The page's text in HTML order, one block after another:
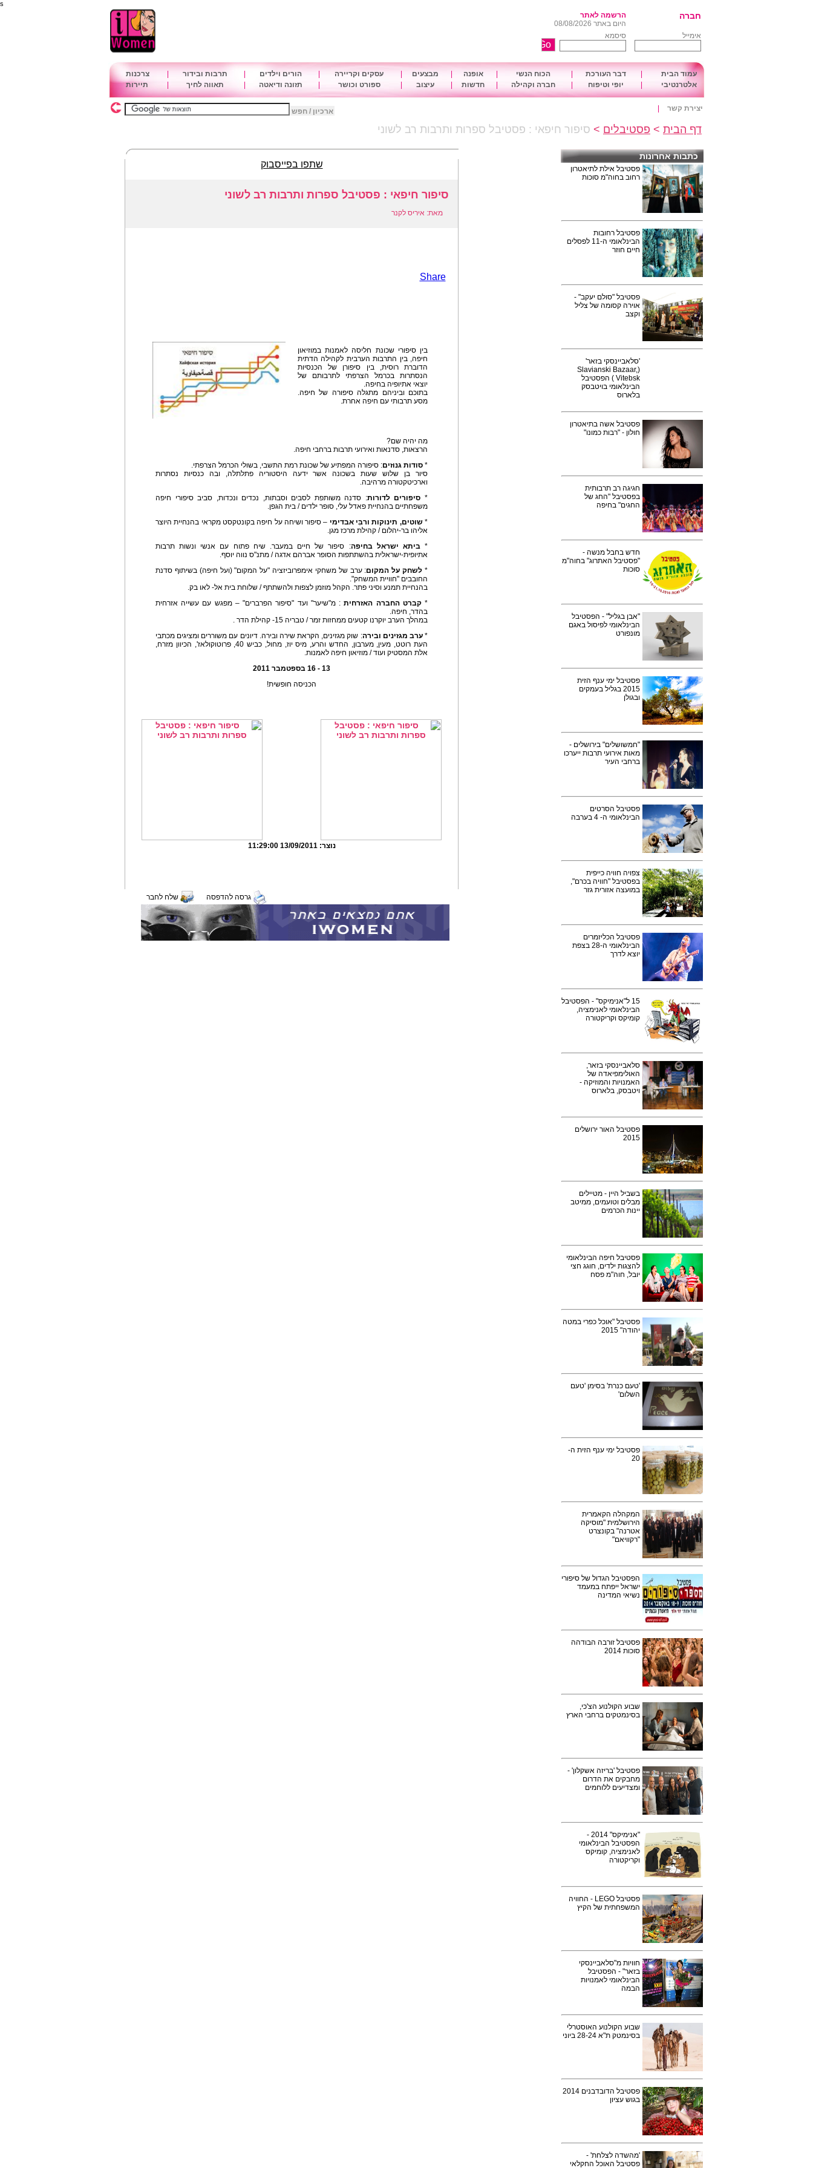
s
חברה
הרשמה לאתר
היום באתר 08/08/2026
אימייל
סיסמא
עמוד הבית דבר העורכת הכוח הנשי אופנה מבצעים עסקים וקריירה הורים וילדים תרבות ובידור
צרכנות
אלטרנטיבי
יופי וטיפוח חברה וקהילה חדשות עיצוב ספורט וכושר תזונה ודיאטה תאווה לחיך תיירות
יצירת קשר ארכיון / חפש
דף הבית > פסטיבלים > סיפור חיפאי : פסטיבל ספרות ותרבות רב לשוני
כתבות אחרונות
פסטיבל אילת לתיאטרון
רחוב בחוה"מ סוכות
פסטיבל רחובות
הבינלאומי ה-11 לפסלים
חיים חוזר
פסטיבל "סולם יעקב" -
אוירה קסומה של צליל
וקצב
'סלאביינסקי בזאר'
(Slavianski Bazaar,
Vitebsk ) הפסטיבל
הבינלאומי בויטבסק
בלארוס
פסטיבל אשה בתיאטרון
חולון - "רבות כמונו"
חגיגה רב תרבותית
בפסטיבל "החג של
החגים" בחיפה
חדש בחבל מנשה -
"פסטיבל האתרוג" בחוה"מ
סוכות
"אבן בגליל" - הפסטיבל
הבינלאומי לפיסול באגם
מונפורט
פסטיבל ימי ענף הזית
2015 בגליל בעמקים
ובגולן
"חמשושלים" בירושלים -
מאות אירועי תרבות ייערכו
ברחבי העיר
פסטיבל הסרטים
הבינלאומי ה- 4 בערבה
צפויה חוויה כייפית
בפסטיבל "חוויה בכרם",
במועצה אזורית גזר
פסטיבל הכליזמרים
הבינלאומי ה-28 בצפת
יוצא לדרך
15 ל"אנימיקס" - הפסטיבל
הבינלאומי לאנימציה,
קומיקס וקריקטורה
סלאביינסקי בזאר,
האולימפיאדה של
האמנויות והמוזיקה -
ויטבסק, בלארוס
פסטיבל האור ירושלים
2015
בשביל היין - מטיילים
מבלים וטועמים, ממיטב
יינות הכרמים
פסטיבל חיפה הבינלאומי
להצגות ילדים, חוגג חצי
יובל, חוה"מ פסח
פסטיבל "אוכל כפרי במטה
יהודה" 2015
'טעם כנרת' בסימן 'טעם
השלום'
פסטיבל ימי ענף הזית ה-
20
המקהלה הקאמרית
הירושלמית "מוסיקה
אטרנה" בקונצרט
"רקוויאם"
הפסטיבל הגדול של סיפורי
ישראל ייפתח במעמד
נשיאי המדינה
פסטיבל זורבה הבודהה
סוכות 2014
שבוע הקולנוע הצ'כי,
בסינמטקים ברחבי הארץ
פסטיבל 'בריזה אשקלון' -
מחבקים את הדרום
ומצדיעים ללוחמים
"אנימיקס" 2014 -
הפסטיבל הבינלאומי
לאנימציה, קומיקס
וקריקטורה
פסטיבל LEGO - החוויה
המשפחתית של הקיץ
חוויות מ"סלאביינסקי
בזאר" - הפסטיבל
הבינלאומי לאמנויות
הבמה
שבוע הקולנוע האוסטרלי
בסינמטק ת"א 28-24 ביוני
פסטיבל הדובדבנים 2014
בגוש עציון
'מהשדה לצלחת' -
פסטיבל האוכל החקלאי
שתפו בפייסבוק
סיפור חיפאי : פסטיבל ספרות ותרבות רב לשוני
מאת: איריס לקנר
Share
בין סיפורי שכונת חליסה לאמנות במוזיאון
חיפה, בין התרבות הערבית לקהילה הדתית
הדוברת רוסית, בין סיפורן של הכנסיות
הנסתרות בכרמל הצרפתי לתרבותם של
יוצאי אתיופיה בחיפה.
בתוכם וביניהם מתגלה סיפורה של חיפה.
מסע תרבותי עם חיפה אחרת.
מה יהיה שם?
הרצאות, סדנאות ואירועי תרבות ברחבי חיפה.
* סודות גנוזים: סיפורה המפתיע של שכונת רמת התשבי, בשולי הכרמל הצרפתי.
סיור בן שלוש שעות בשכונה אשר ידעה היסטוריה פתלתלה, ובה כנסיות נסתרות
וארכיטקטורה מרהיבה.
* סיפורים לדורות: סדנה משותפת לסבים וסבתות, נכדים ונכדות, סביב סיפורי חיפה
משפחתיים בהנחיית פאדל עלי, סופר ילדים / בית הגפן.
*שוטים, תינוקות ורבִּי אבדימי – סיפור ושיחה על חיפה בקונטקסט מקראי בהנחיית היוצר
אליהו בר-יהלום / קהילת מרכז מגן.
*ביתא ישראל בחיפה: סיפור של חיים במעבר. שיח פתוח עם אנשי ונשות תרבות
אתיופית-ישראלית בהשתתפות הסופר אברהם אדגה / מתנ"ס נווה יוסף.
* לשחק על המקום: ערב של משחקי אימפרוביזציה "על המקום" (ועל חיפה) בשיתוף סדנת
החובבים "חוויית המשחק".
בהנחיית תמנע וסיני פתר. הקהל מוזמן לצפות ולהשתתף / שלוחת בית אל- לאו בק.
*קברט החברה האזרחית : מ"שיער" ועד "סיפור הפרברים" – מפגש עם עשייה אזרחית
בהדר, חיפה.
במהלך הערב יוקרנו קטעים ממחזות זמר / טבריה 15- קהילת הדר .
*ערב מגזינים ובירה: שוק מגזינים, הקראת שירה ובירה. דיונים עם משוררים ומציגים מכתבי
העת רוטט, מעין, מערבון, החדש והרע, מיס יוז, מחול, כביש 40, פרוטוקולאז', הכיוון מזרח,
אלת המסטיק ועוד / מוזיאון חיפה לאמנות.
13 - 16 בספטמבר 2011
הכניסה חופשית!
נוצר:13/09/2011 11:29:00
גרסה להדפסה שלח לחבר